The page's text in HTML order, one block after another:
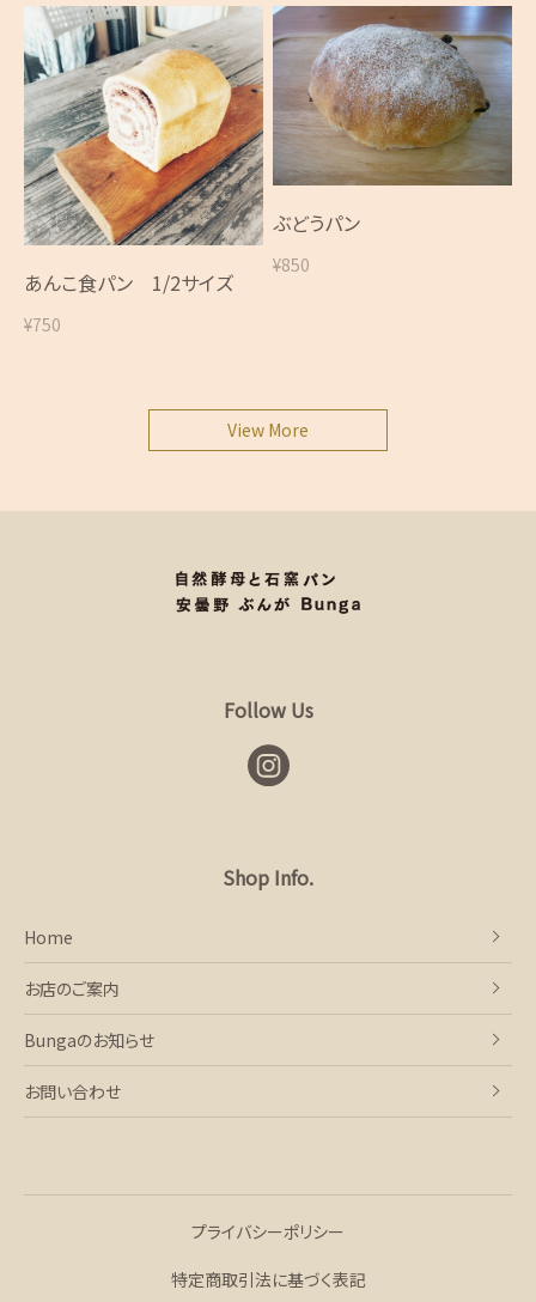
あんこ食パン 1/2サイズ
¥750
ぶどうパン
¥850
View More
Follow Us
Shop Info.
Home
お店のご案内
Bungaのお知らせ
お問い合わせ
プライバシーポリシー
特定商取引法に基づく表記